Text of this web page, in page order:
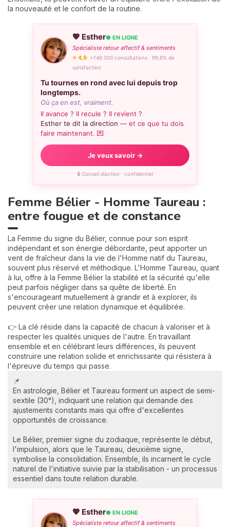
la nouveauté et le confort de la routine.
💖 Esther● EN LIGNE
Spécialiste retour affectif & sentiments
⭐ 4,9· +146 000 consultations · 99,6% de
satisfaction
Tu tournes en rond avec lui depuis trop
longtemps.
Où ça en est, vraiment.
Il avance ? Il recule ? Il revient ?
Esther te dit la direction — et ce que tu dois
faire maintenant. 💌
Je veux savoir →
🔒 Conseil d’action · confidentiel
Femme Bélier - Homme Taureau :
entre fougue et de constance
La Femme du signe du Bélier, connue pour son esprit
indépendant et son énergie débordante, peut apporter un
vent de fraîcheur dans la vie de l'Homme natif du Taureau,
souvent plus réservé et méthodique. L'Homme Taureau, quant
à lui, offre à la Femme Bélier la stabilité et la sécurité qu'elle
peut parfois négliger dans sa quête de liberté. En
s'encourageant mutuellement à grandir et à explorer, ils
peuvent créer une relation dynamique et équilibrée.
👉 La clé réside dans la capacité de chacun à valoriser et à
respecter les qualités uniques de l'autre. En travaillant
ensemble et en célébrant leurs différences, ils peuvent
construire une relation solide et enrichissante qui résistera à
l'épreuve du temps qui passe.
📌
En astrologie, Bélier et Taureau forment un aspect de semi-
sextile (30°), indiquant une relation qui demande des
ajustements constants mais qui offre d'excellentes
opportunités de croissance.
Le Bélier, premier signe du zodiaque, représente le début,
l'impulsion, alors que le Taureau, deuxième signe,
symbolise la consolidation. Ensemble, ils incarnent le cycle
naturel de l'initiative suivie par la stabilisation - un processus
essentiel dans toute relation durable.
💖 Esther● EN LIGNE
Spécialiste retour affectif & sentiments